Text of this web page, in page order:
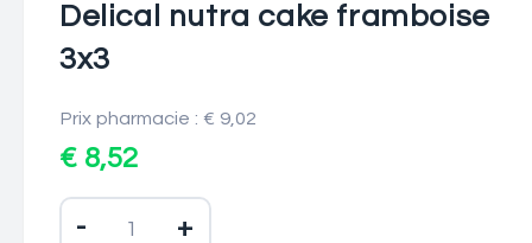
Delical nutra cake framboise
3x3
Prix pharmacie : € 9,02
€ 8,52
- +